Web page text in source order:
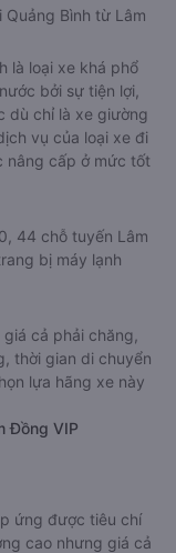
Bình từ Lâm
là loại xe khá phổ
bởi sự tiện lợi,
dù chỉ là xe giường
vụ của loại xe đi
nâng cấp ở mức tốt
44 chỗ tuyến Lâm
bị máy lạnh
cả phải chăng,
thời gian di chuyển
lựa hãng xe này
Đồng VIP
ứng được tiêu chí
cao nhưng giá cả